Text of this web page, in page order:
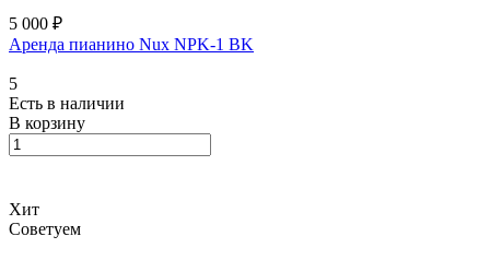
5 000 ₽
Аренда пианино Nux NPK-1 BK
5
Есть в наличии
В корзину
Хит
Советуем